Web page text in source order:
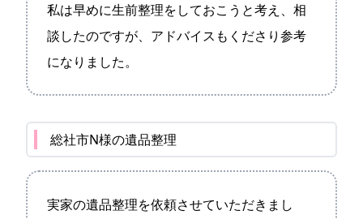
私は早めに生前整理をしておこうと考え、相
談したのですが、アドバイスもくださり参考
になりました。
総社市N様の遺品整理
実家の遺品整理を依頼させていただきまし